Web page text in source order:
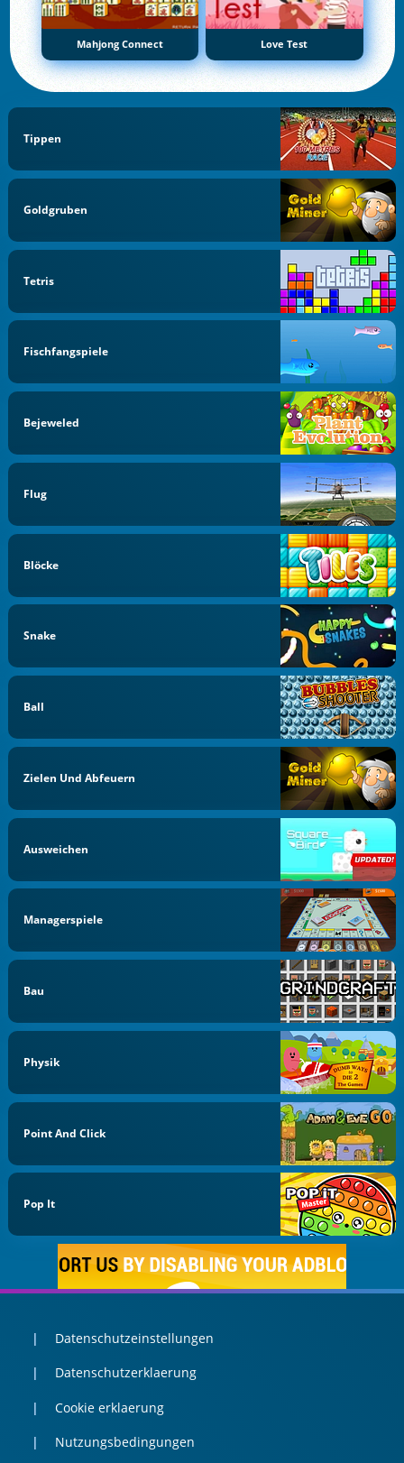
Mahjong Connect Love Test
Tippen
Goldgruben
Tetris
Fischfangspiele
Bejeweled
Flug
Blöcke
Snake
Ball
Zielen Und Abfeuern
Ausweichen
Managerspiele
Bau
Physik
Point And Click
Pop It
Datenschutzeinstellungen
Datenschutzerklaerung
Cookie erklaerung
Nutzungsbedingungen